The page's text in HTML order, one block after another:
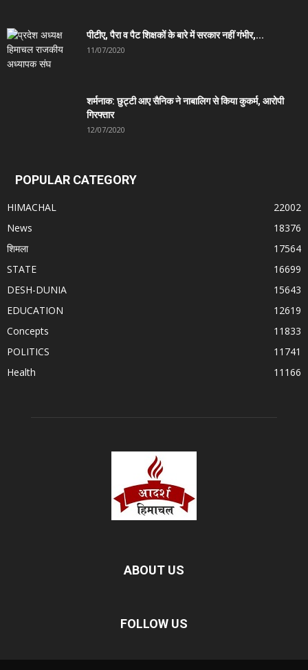
पीटीए, पैरा व पैट शिक्षकों के बारे में सरकार नहीं गंभीर,...
11/07/2020
शर्मनाक: छुट्टी आए सैनिक ने नाबालिग से किया कुकर्म, आरोपी
गिरफ्तार
12/07/2020
POPULAR CATEGORY
HIMACHAL
22002
News
18376
शिमला
17564
STATE
16699
DESH-DUNIA
15643
EDUCATION
12619
Concepts
11833
POLITICS
11741
Health
11166
ABOUT US
FOLLOW US